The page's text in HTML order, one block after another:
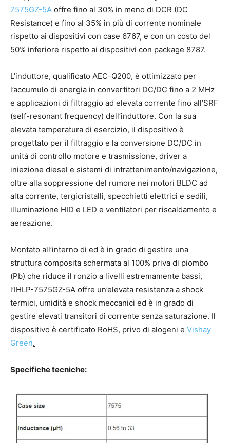
7575GZ-5A offre fino al 30% in meno di DCR (DC
Resistance) e fino al 35% in più di corrente nominale
rispetto ai dispositivi con case 6767, e con un costo del
50% inferiore rispetto ai dispositivi con package 8787.
L’induttore, qualificato AEC-Q200, è ottimizzato per
l’accumulo di energia in convertitori DC/DC fino a 2 MHz
e applicazioni di filtraggio ad elevata corrente fino all’SRF
(self-resonant frequency) dell’induttore. Con la sua
elevata temperatura di esercizio, il dispositivo è
progettato per il filtraggio e la conversione DC/DC in
unità di controllo motore e trasmissione, driver a
iniezione diesel e sistemi di intrattenimento/navigazione,
oltre alla soppressione del rumore nei motori BLDC ad
alta corrente, tergicristalli, specchietti elettrici e sedili,
illuminazione HID e LED e ventilatori per riscaldamento e
aereazione.
Montato all’interno di ed è in grado di gestire una
struttura composita schermata al 100% priva di piombo
(Pb) che riduce il ronzio a livelli estremamente bassi,
l’IHLP-7575GZ-5A offre un’elevata resistenza a shock
termici, umidità e shock meccanici ed è in grado di
gestire elevati transitori di corrente senza saturazione. Il
dispositivo è certificato RoHS, privo di alogeni e Vishay
Green.
Specifiche tecniche: